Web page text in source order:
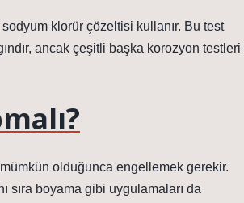
klorür çözeltisi kullanır. Bu test
ancak çeşitli başka korozyon testleri
olduğunca engellemek gerekir.
sıra boyama gibi uygulamaları da